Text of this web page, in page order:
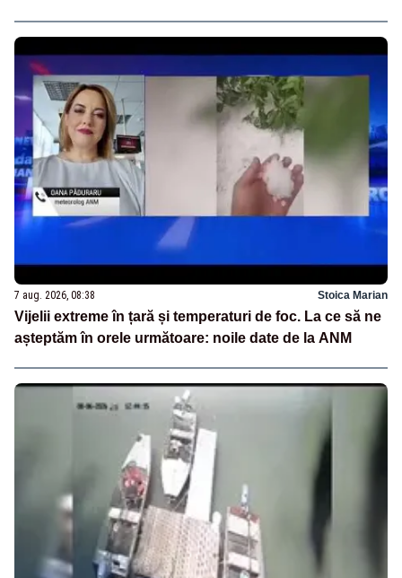
7 aug. 2026, 08:38 Stoica Marian
Vijelii extreme în țară și temperaturi de foc. La ce să ne
așteptăm în orele următoare: noile date de la ANM